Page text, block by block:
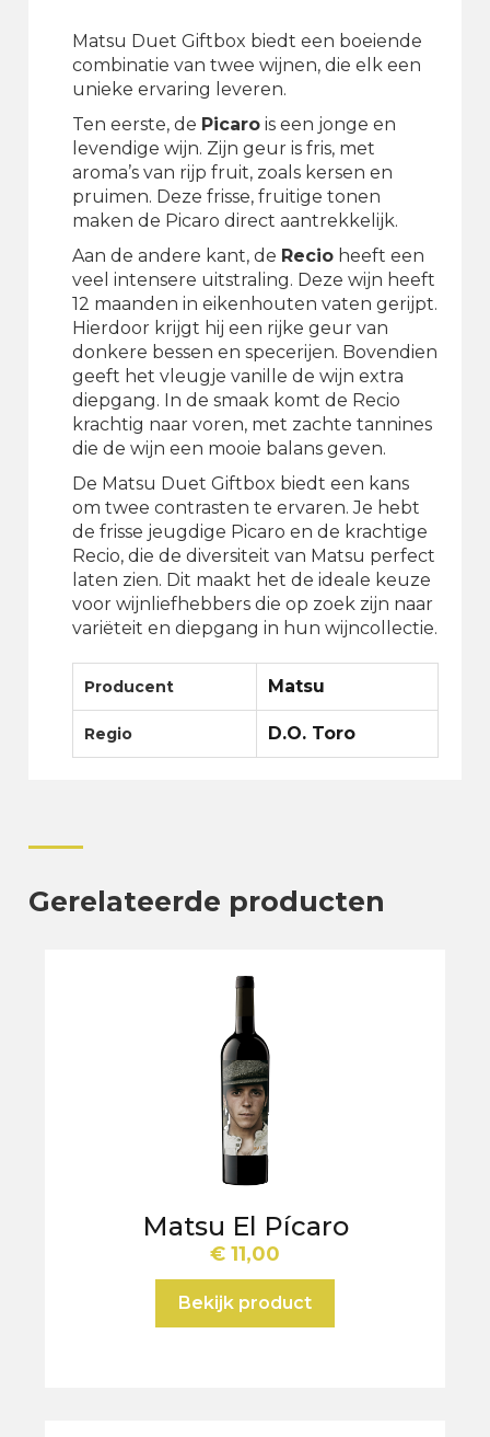
aantal
Matsu Duet Giftbox biedt een boeiende
combinatie van twee wijnen, die elk een
unieke ervaring leveren.
Ten eerste, de Picaro is een jonge en
levendige wijn. Zijn geur is fris, met
aroma’s van rijp fruit, zoals kersen en
pruimen. Deze frisse, fruitige tonen
maken de Picaro direct aantrekkelijk.
Aan de andere kant, de Recio heeft een
veel intensere uitstraling. Deze wijn heeft
12 maanden in eikenhouten vaten gerijpt.
Hierdoor krijgt hij een rijke geur van
donkere bessen en specerijen. Bovendien
geeft het vleugje vanille de wijn extra
diepgang. In de smaak komt de Recio
krachtig naar voren, met zachte tannines
die de wijn een mooie balans geven.
De Matsu Duet Giftbox biedt een kans
om twee contrasten te ervaren. Je hebt
de frisse jeugdige Picaro en de krachtige
Recio, die de diversiteit van Matsu perfect
laten zien. Dit maakt het de ideale keuze
voor wijnliefhebbers die op zoek zijn naar
variëteit en diepgang in hun wijncollectie.
Producent Matsu
Regio D.O. Toro
Gerelateerde producten
Matsu El Pícaro
€ 11,00
Bekijk product